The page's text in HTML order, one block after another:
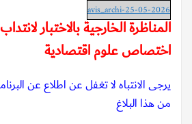
avis_archi-25-05-2026
المناظرة الخارجية بالاختبار
اختصاص علوم اقتصادية
يرجى الانتباه لا تغفل عن اطلاع عن
من هذا البلاغ